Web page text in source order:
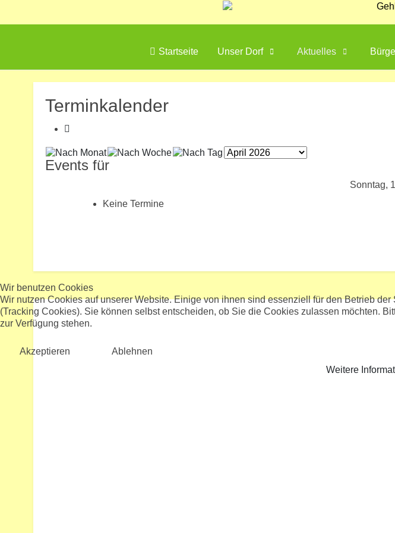
Startseite Unser Dorf Aktuelles
Terminkalender
Events für
Sonntag,
Keine Termine
Wir benutzen Cookies
Wir nutzen Cookies auf unserer Website. Einige von ihnen sind essenziell für den Betrieb
(Tracking Cookies). Sie können selbst entscheiden, ob Sie die Cookies zulassen möchten.
zur Verfügung stehen.
Akzeptieren
Ablehnen
Weitere